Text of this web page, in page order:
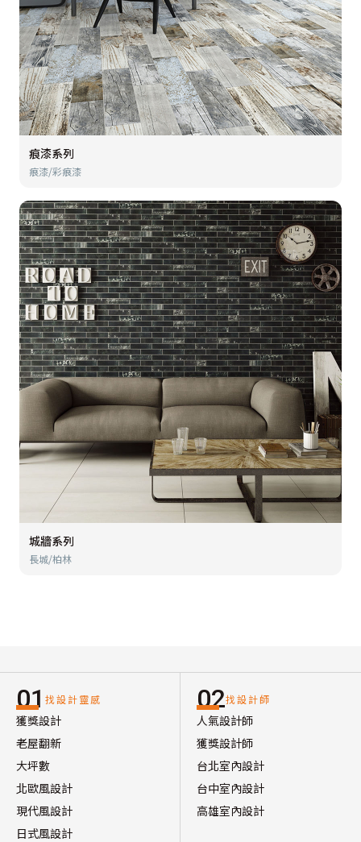
痕漆系列
痕漆/彩痕漆
城牆系列
長城/柏林
01 找設計靈感
獲獎設計
老屋翻新
大坪數
北歐風設計
現代風設計
日式風設計
02找設計師
人氣設計師
獲獎設計師
台北室內設計
台中室內設計
高雄室內設計